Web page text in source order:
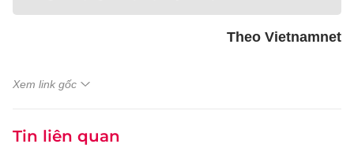
Theo Vietnamnet
Xem link gốc
Tin liên quan